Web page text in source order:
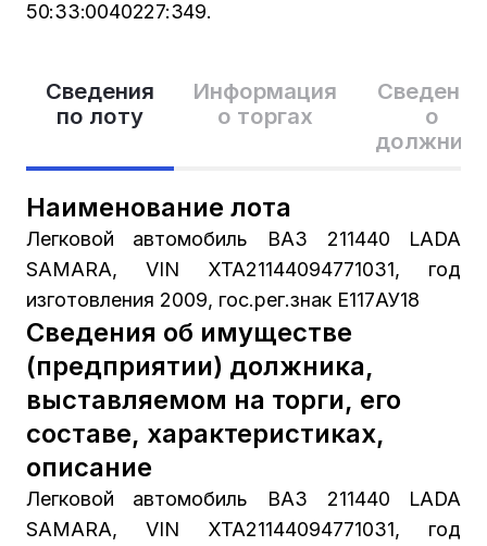
Сведения
по лоту
Информация
о торгах
Сведения
о
Наименование лота
Легковой автомобиль ВАЗ 211440 LADA
SAMARA, VIN XTA21144094771031, год
изготовления 2009, гос.рег.знак Е117АУ18
Сведения об имуществе
(предприятии) должника,
выставляемом на торги, его
составе, характеристиках,
описание
Легковой автомобиль ВАЗ 211440 LADA
SAMARA, VIN XTA21144094771031, год
50:33:0040227:349.